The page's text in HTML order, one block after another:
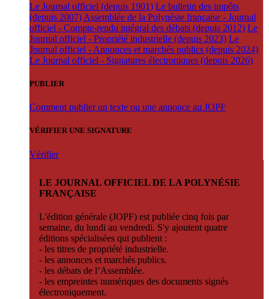
Le Journal officiel (depuis 1901) Le bulletin des impôts
(depuis 2007) Assemblée de la Polynésie française - Journal
officiel - Compte-rendu intégral des débats (depuis 2012) Le
Journal officiel - Propriété industrielle (depuis 2023) Le
Journal officiel - Annonces et marchés publics (depuis 2024)
Le Journal officiel - Signatures électroniques (depuis 2026)
PUBLIER
Comment publier un texte ou une annonce au JOPF
VÉRIFIER UNE SIGNATURE
Vérifier
LE JOURNAL OFFICIEL DE LA POLYNÉSIE
FRANÇAISE
L'édition générale (JOPF) est publiée cinq fois par
semaine, du lundi au vendredi. S'y ajoutent quatre
éditions spécialisées qui publient :
- les titres de propriété industrielle.
- les annonces et marchés publics.
- les débats de l’Assemblée.
- les empreintes numériques des documents signés
électroniquement.